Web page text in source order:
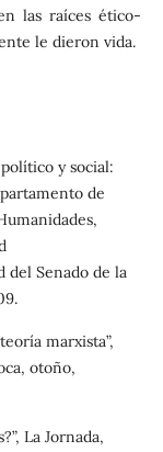
las raíces ético-
le dieron vida.
y social:
de
Senado de la
marxista”,
otoño,
La Jornada,